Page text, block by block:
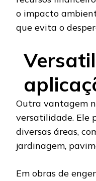
o impacto
que evita o
Outra vantagem
versatilidade. Ele
diversas áreas,
jardinagem,
Em obras de